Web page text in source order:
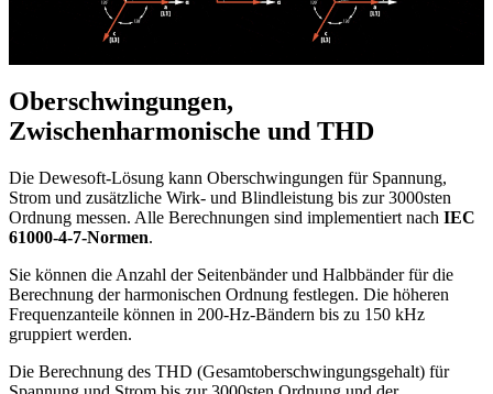
Oberschwingungen,
Zwischenharmonische und THD
Die Dewesoft-Lösung kann Oberschwingungen für Spannung,
Strom und zusätzliche Wirk- und Blindleistung bis zur 3000sten
Ordnung messen. Alle Berechnungen sind implementiert nach IEC
61000-4-7-Normen.
Sie können die Anzahl der Seitenbänder und Halbbänder für die
Berechnung der harmonischen Ordnung festlegen. Die höheren
Frequenzanteile können in 200-Hz-Bändern bis zu 150 kHz
gruppiert werden.
Die Berechnung des THD (Gesamtoberschwingungsgehalt) für